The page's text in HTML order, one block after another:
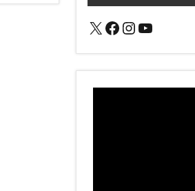
X Facebook
Instagram
YouTube